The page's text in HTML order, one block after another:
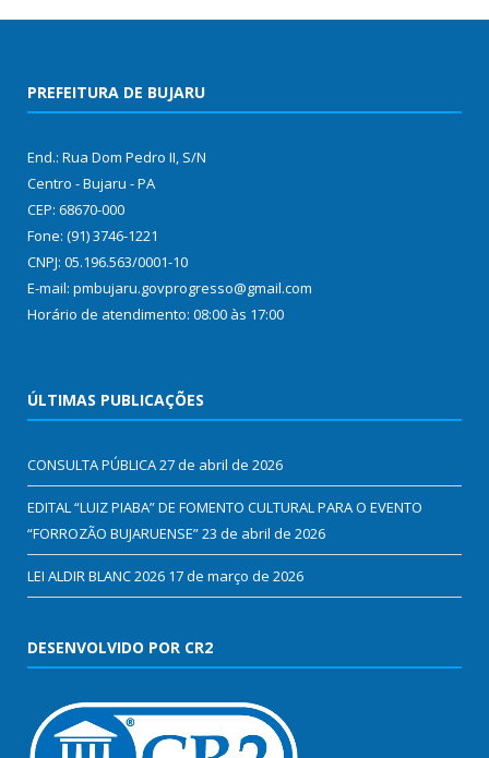
PREFEITURA DE BUJARU
End.: Rua Dom Pedro II, S/N
Centro - Bujaru - PA
CEP: 68670-000
Fone: (91) 3746-1221
CNPJ: 05.196.563/0001-10
E-mail: pmbujaru.govprogresso@gmail.com
Horário de atendimento: 08:00 às 17:00
ÚLTIMAS PUBLICAÇÕES
CONSULTA PÚBLICA27 de abril de 2026
EDITAL “LUIZ PIABA” DE FOMENTO CULTURAL PARA O EVENTO
“FORROZÃO BUJARUENSE”23 de abril de 2026
LEI ALDIR BLANC 2026 17 de março de 2026
DESENVOLVIDO POR CR2